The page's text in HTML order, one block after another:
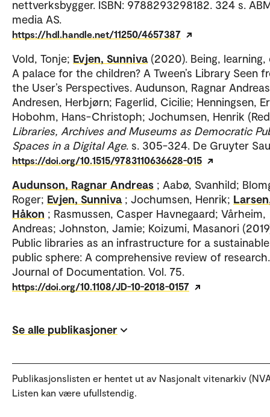
nettverksbygger. ISBN: 9788293298182. 324 s.
media AS.
https://hdl.handle.net/11250/4657387
Vold, Tonje; Evjen, Sunniva (2020). Being, learning,
A palace for the children? A Tween’s Library Seen
the User’s Perspectives. Audunson, Ragnar
Andresen, Herbjørn; Fagerlid, Cicilie; Henningsen,
Hobohm, Hans-Christoph; Jochumsen, Henrik
Libraries, Archives and Museums as Democratic
Spaces in a Digital Age. s. 305-324. De Gruyter
https://doi.org/10.1515/9783110636628-015
Audunson, Ragnar Andreas ; Aabø, Svanhild;
Roger; Evjen, Sunniva ; Jochumsen, Henrik;
Håkon ; Rasmussen, Casper Havnegaard; Vårheim,
Andreas; Johnston, Jamie; Koizumi, Masanori
Public libraries as an infrastructure for a sustainable
public sphere: A comprehensive review of research.
Journal of Documentation. Vol. 75.
https://doi.org/10.1108/JD-10-2018-0157
Se alle publikasjoner
Publikasjonslisten er hentet ut av Nasjonalt vitenarkiv
Listen kan være ufullstendig.